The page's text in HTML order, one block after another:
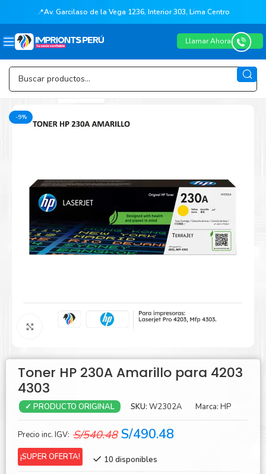
📍Av. Garcilaso de la Vega 1236, Interior 303, Lima Centro
Llamar Ahora
-9%
Agrandar
Toner HP 230A Amarillo para 4203
4303
✓ PRODUCTO ORIGINAL SKU: W2302A Marca: HP
Precio inc. IGV: S/540.48 El
original
S/490.48El
¡SUPER OFERTA! 10 disponibles